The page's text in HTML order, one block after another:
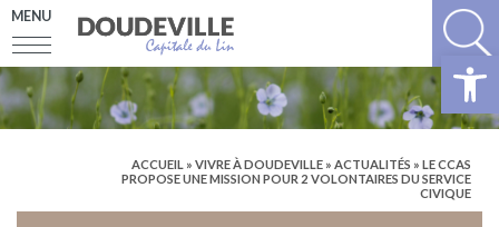
MENU
ACCUEIL » VIVRE À DOUDEVILLE » ACTUALITÉS » LE CCAS
PROPOSE UNE MISSION POUR 2 VOLONTAIRES DU SERVICE
CIVIQUE